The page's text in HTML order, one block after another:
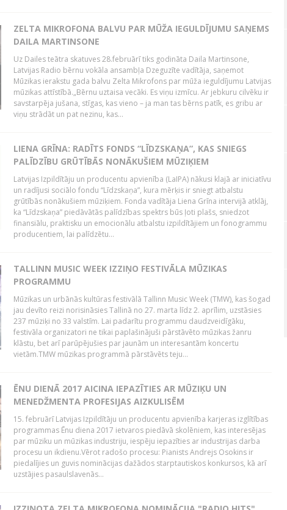
ZELTA MIKROFONA BALVU PAR MŪŽA IEGULDĪJUMU SAŅEMS
DAILA MARTINSONE
Uz Dailes teātra skatuves 28.februārī tiks godināta Daila Martinsone,
Latvijas Radio bērnu vokāla ansambļa Dzeguzīte vadītāja, saņemot
Mūzikas ierakstu gada balvu Zelta Mikrofons par mūža ieguldījumu Latvijas
mūzikas attīstībā.„Bērnu uztaisa vecāki. Es viņu izmīcu. Ar jebkuru cilvēku ir
savstarpēja jušana, stīgas, kas vieno – ja man tas bērns patīk, es gribu ar
viņu strādāt un pat nezinu, kas...
LIENA GRĪNA: RADĪTS FONDS “LĪDZSKAŅA”, KAS SNIEGS
PALĪDZĪBU GRŪTĪBĀS NONĀKUŠIEM MŪZIĶIEM
Latvijas Izpildītāju un producentu apvienība (LaIPA) nākusi klajā ar iniciatīvu
un radījusi sociālo fondu “Līdzskaņa”, kura mērķis ir sniegt atbalstu
grūtībās nonākušiem mūziķiem. Fonda vadītāja Liena Grīna intervijā atklāj,
ka “Līdzskaņa” piedāvātās palīdzības spektrs būs ļoti plašs, sniedzot
finansiālu, praktisku un emocionālu atbalstu izpildītājiem un fonogrammu
producentiem, lai palīdzētu...
TALLINN MUSIC WEEK IZZIŅO FESTIVĀLA MŪZIKAS
PROGRAMMU
Mūzikas un urbānās kultūras festivālā Tallinn Music Week (TMW), kas šogad
jau devīto reizi norisināsies Tallinā no 27. marta līdz 2. aprīlim, uzstāsies
237 mūziķi no 33 valstīm. Lai padarītu programmu daudzveidīgāku,
festivāla organizatori ne tikai paplašinājuši pārstāvēto mūzikas žanru
klāstu, bet arī parūpējušies par jaunām un interesantām koncertu
vietām.TMW mūzikas programmā pārstāvēts teju...
ĒNU DIENĀ 2017 AICINA IEPAZĪTIES AR MŪZIĶU UN
MENEDŽMENTA PROFESIJAS AIZKULISĒM
15. februārī Latvijas Izpildītāju un producentu apvienība karjeras izglītības
programmas Ēnu diena 2017 ietvaros piedāvā skolēniem, kas interesējas
par mūziku un mūzikas industriju, iespēju iepazīties ar industrijas darba
procesu un ikdienu.Vērot radošo procesu: Pianists Andrejs Osokins ir
piedalījies un guvis nominācijas dažādos starptautiskos konkursos, kā arī
uzstājies pasaulslavenās...